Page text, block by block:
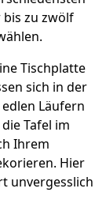
zu zwölf
Tischplatte
sich in der
Läufern
Tafel im
Ihrem
Hier
unvergesslich